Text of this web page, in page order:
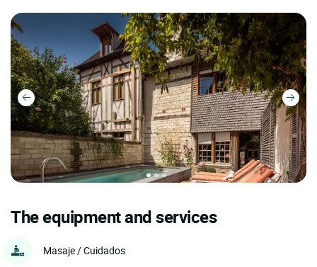
The equipment and services
Masaje / Cuidados